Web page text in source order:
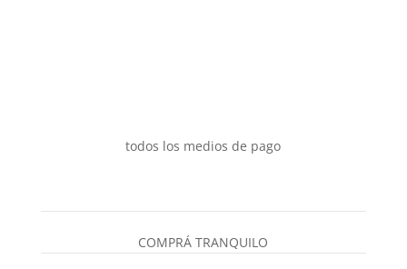
todos los medios de pago
COMPRÁ TRANQUILO